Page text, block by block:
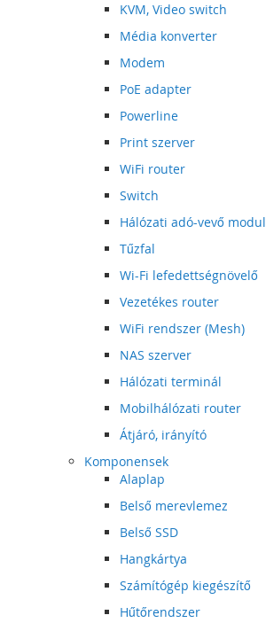
KVM, Video switch
Média konverter
Modem
PoE adapter
Powerline
Print szerver
WiFi router
Switch
Hálózati adó-vevő modul
Tűzfal
Wi-Fi lefedettségnövelő
Vezetékes router
WiFi rendszer (Mesh)
NAS szerver
Hálózati terminál
Mobilhálózati router
Átjáró, irányító
Komponensek
Alaplap
Belső merevlemez
Belső SSD
Hangkártya
Számítógép kiegészítő
Hűtőrendszer